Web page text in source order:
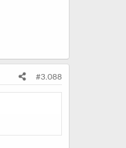
#3.088